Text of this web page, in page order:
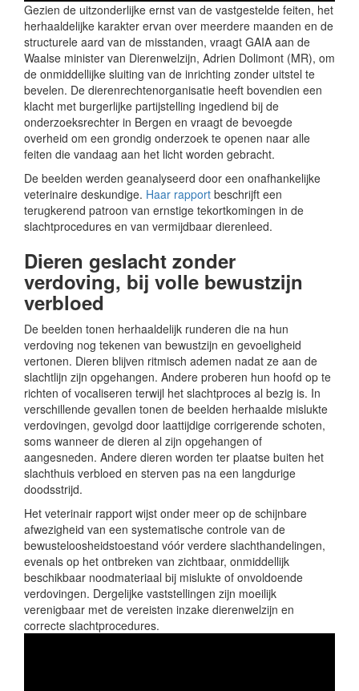
Gezien de uitzonderlijke ernst van de vastgestelde feiten, het
herhaaldelijke karakter ervan over meerdere maanden en de
structurele aard van de misstanden, vraagt GAIA aan de
Waalse minister van Dierenwelzijn, Adrien Dolimont (MR), om
de onmiddellijke sluiting van de inrichting zonder uitstel te
bevelen. De dierenrechtenorganisatie heeft bovendien een
klacht met burgerlijke partijstelling ingediend bij de
onderzoeksrechter in Bergen en vraagt de bevoegde
overheid om een grondig onderzoek te openen naar alle
feiten die vandaag aan het licht worden gebracht.
De beelden werden geanalyseerd door een onafhankelijke
veterinaire deskundige. Haar rapport beschrijft een
terugkerend patroon van ernstige tekortkomingen in de
slachtprocedures en van vermijdbaar dierenleed.
Dieren geslacht zonder
verdoving, bij volle bewustzijn
verbloed
De beelden tonen herhaaldelijk runderen die na hun
verdoving nog tekenen van bewustzijn en gevoeligheid
vertonen. Dieren blijven ritmisch ademen nadat ze aan de
slachtlijn zijn opgehangen. Andere proberen hun hoofd op te
richten of vocaliseren terwijl het slachtproces al bezig is. In
verschillende gevallen tonen de beelden herhaalde mislukte
verdovingen, gevolgd door laattijdige corrigerende schoten,
soms wanneer de dieren al zijn opgehangen of
aangesneden. Andere dieren worden ter plaatse buiten het
slachthuis verbloed en sterven pas na een langdurige
doodsstrijd.
Het veterinair rapport wijst onder meer op de schijnbare
afwezigheid van een systematische controle van de
bewusteloosheidstoestand vóór verdere slachthandelingen,
evenals op het ontbreken van zichtbaar, onmiddellijk
beschikbaar noodmateriaal bij mislukte of onvoldoende
verdovingen. Dergelijke vaststellingen zijn moeilijk
verenigbaar met de vereisten inzake dierenwelzijn en
correcte slachtprocedures.